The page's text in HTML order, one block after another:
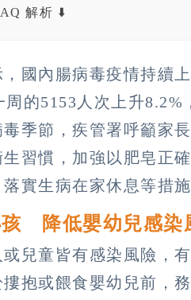
解析 ⬇️
國內腸病毒疫情持續
的5153人次上升
季節，疾管署呼籲家
習慣，加強以肥皂正
實生病在家休息等措
孩 降低嬰幼兒感染
兒童皆有感染風險，
抱或餵食嬰幼兒前，